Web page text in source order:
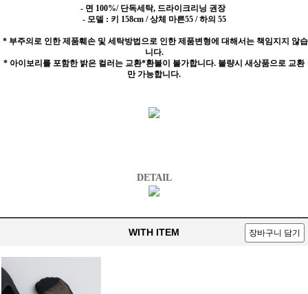
- 면 100%/ 단독세탁, 드라이크리닝 권장
- 모델 : 키 158cm / 상체 마른55 / 하의 55
* 부주의로 인한 제품훼손 및 세탁방법으로 인한 제품변형에 대해서는 책임지지 않습
니다.
* 아이보리를 포함한 밝은 컬러는 교환*환불이 불가합니다. 불량시 새상품으로 교환
만 가능합니다.
DETAIL
WITH ITEM 장바구니 담기